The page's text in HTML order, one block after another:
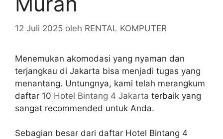
12 Juli 2025 oleh RENTAL KOMPUTER
Menemukan akomodasi yang nyaman dan
terjangkau di Jakarta bisa menjadi tugas yang
menantang. Untungnya, kami telah merangkum
daftar 10 Hotel Bintang 4 Jakarta terbaik yang
sangat recommended untuk Anda.
Sebagian besar dari daftar Hotel Bintang 4